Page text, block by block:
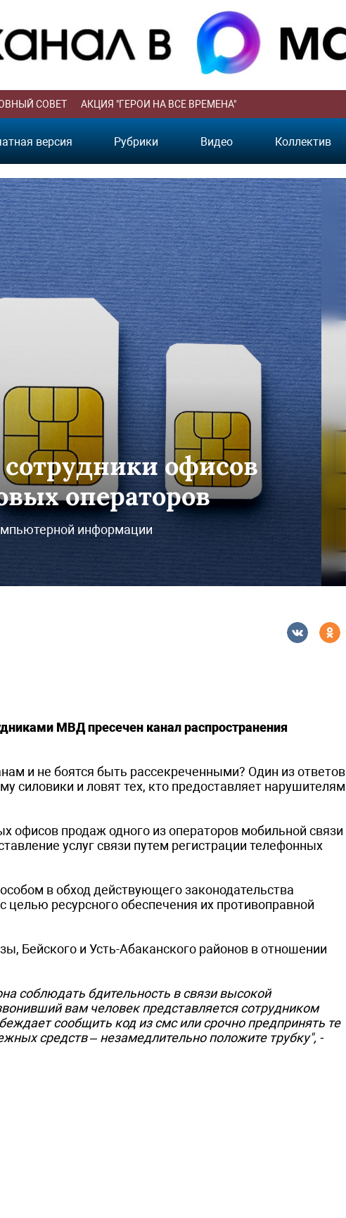
СОВЕТ АКЦИЯ "ГЕРОИ НА ВСЕ ВРЕМЕНА"
версия Рубрики Видео Коллектив
офисов
операторов
информации
МВД пресечен канал распространения
и не боятся быть рассекреченными? Один из ответов
силовики и ловят тех, кто предоставляет нарушителям
офисов продаж одного из операторов мобильной связи
услуг связи путем регистрации телефонных
в обход действующего законодательства
ресурсного обеспечения их противоправной
Бейского и Усть-Абаканского районов в отношении
соблюдать бдительность в связи высокой
вам человек представляется сотрудником
сообщить код из смс или срочно предпринять те
средств – незамедлительно положите трубку", -